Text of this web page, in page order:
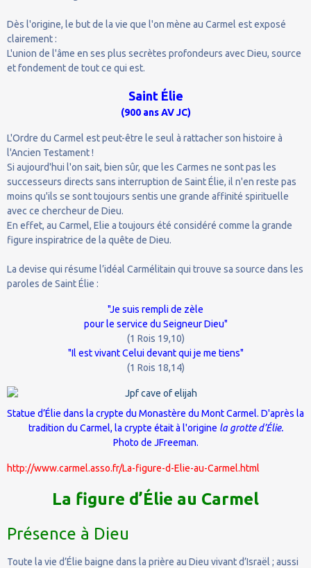
Dès l'origine, le but de la vie que l'on mène au Carmel est exposé
clairement :
L'union de l'âme en ses plus secrètes profondeurs avec Dieu, source
et fondement de tout ce qui est.
Saint Élie
(900 ans AV JC)
L'Ordre du Carmel est peut-être le seul à rattacher son histoire à
l'Ancien Testament !
Si aujourd'hui l'on sait, bien sûr, que les Carmes ne sont pas les
successeurs directs sans interruption de Saint Élie, il n'en reste pas
moins qu'ils se sont toujours sentis une grande affinité spirituelle
avec ce chercheur de Dieu.
En effet, au Carmel, Elie a toujours été considéré comme la grande
figure inspiratrice de la quête de Dieu.
La devise qui résume l’idéal Carmélitain qui trouve sa source dans les
paroles de Saint Élie :
"Je suis rempli de zèle
pour le service du Seigneur Dieu"
(1 Rois 19,10)
"Il est vivant Celui devant qui je me tiens"
(1 Rois 18,14)
Statue d’Élie dans la crypte du Monastère du Mont Carmel. D'après la
tradition du Carmel, la crypte était à l'origine la grotte d’Élie.
Photo de JFreeman.
http://www.carmel.asso.fr/La-figure-d-Elie-au-Carmel.html
La figure d’Élie au Carmel
Présence à Dieu
Toute la vie d’Élie baigne dans la prière au Dieu vivant d’Israël ; aussi